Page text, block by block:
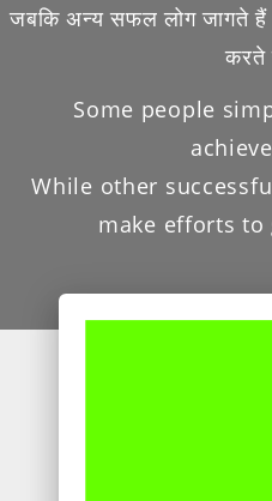
जबकि अन्य सफल लोग जागते हैं
करते
Some people
While other
make efforts